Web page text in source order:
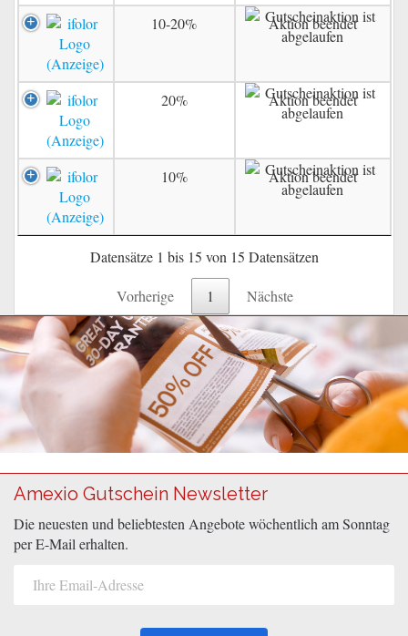
10-20% Aktion beendet
20% Aktion beendet
10% Aktion beendet
Datensätze 1 bis 15 von 15 Datensätzen
Vorherige 1 Nächste
Amexio Gutschein Newsletter
Die neuesten und beliebtesten Angebote wöchentlich am Sonntag
per E-Mail erhalten.